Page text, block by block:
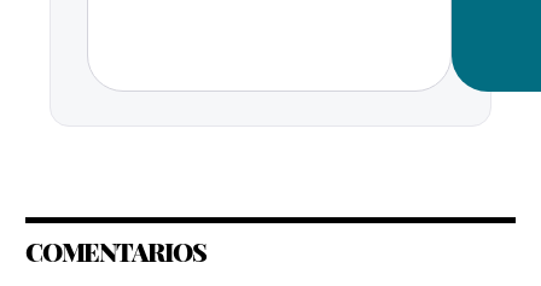
COMENTARIOS